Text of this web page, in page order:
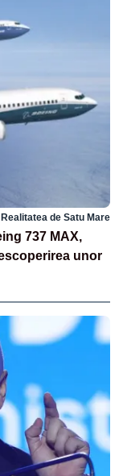
Realitatea de Satu Mare
737 MAX,
unor